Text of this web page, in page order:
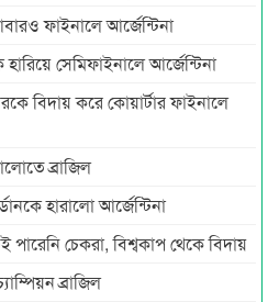
ফাইনালে আর্জেন্টিনা
সেমিফাইনালে আর্জেন্টিনা
বিদায় করে কোয়ার্টার ফাইনালে
ব্রাজিল
হারালো আর্জেন্টিনা
পারেনি চেকরা, বিশ্বকাপ থেকে বিদায়
ব্রাজিল